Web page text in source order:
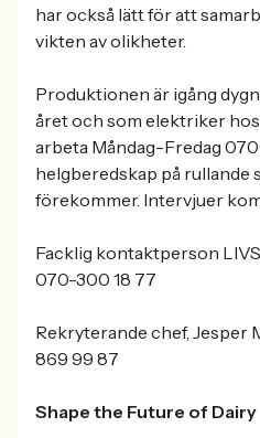
har också lätt för att
vikten av olikheter.
Produktionen är igång
året och som elektriker
arbeta Måndag-Fredag
helgberedskap på rullande
förekommer. Intervjuer
Facklig kontaktperson
070-300 18 77
Rekryterande chef, Jesper
869 99 87
Shape the Future of Dairy